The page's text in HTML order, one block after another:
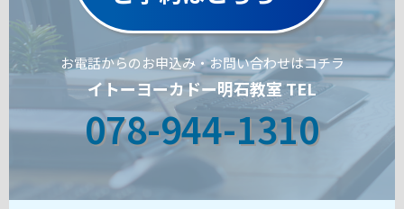
お電話からのお申込み・お問い合わせはコチラ
イトーヨーカドー明石教室 TEL
078-944-1310